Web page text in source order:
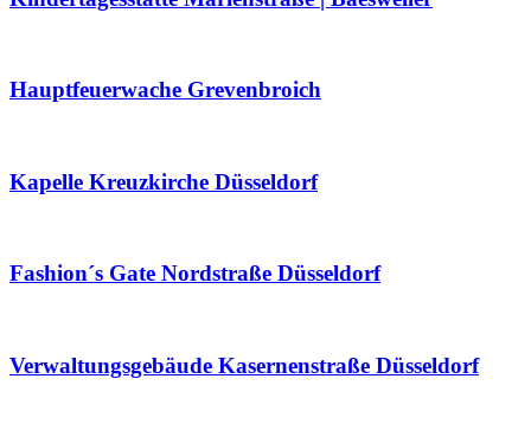
Hauptfeuerwache Grevenbroich
Kapelle Kreuzkirche Düsseldorf
Fashion´s Gate Nordstraße Düsseldorf
Verwaltungsgebäude Kasernenstraße Düsseldorf